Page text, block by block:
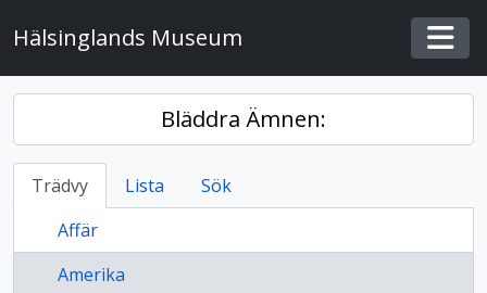
Hälsinglands Museum
Bläddra Ämnen:
Trädvy Lista
Sök
Affär
Amerika